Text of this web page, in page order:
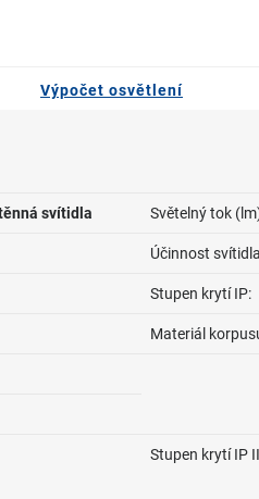
Výpočet osvětlení
svítidla Světelný tok
Účinnost
Stupen krytí IP:
Materiál
Stupen krytí IP